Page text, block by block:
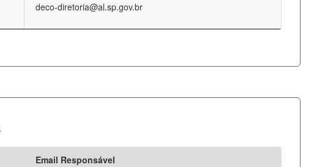
deco-diretoria@al.sp.gov.br
Email Responsável